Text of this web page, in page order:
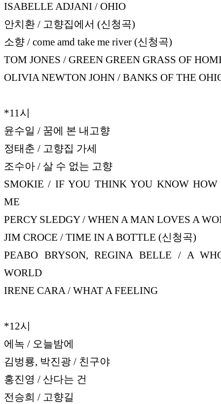
ISABELLE ADJANI / OHIO
안치환 / 고향집에서 (신청곡)
소향 / come amd take me river (신청곡)
TOM JONES / GREEN GREEN GRASS OF
OLIVIA NEWTON JOHN / BANKS OF THE
*11시
윤수일 / 꿈에 본 내고향
정태춘 / 고향집 가세
조수아 / 살 수 없는 고향
SMOKIE / IF YOU THINK YOU KNOW HOW
ME
PERCY SLEDGY / WHEN A MAN LOVES A
JIM CROCE / TIME IN A BOTTLE (신청곡)
PEABO BRYSON, REGINA BELLE / A
WORLD
IRENE CARA / WHAT A FEELING
*12시
에녹 / 오늘밤에
김벙룡, 박진광 / 친구야
홍진영 / 산다는 건
전승희 / 고향길